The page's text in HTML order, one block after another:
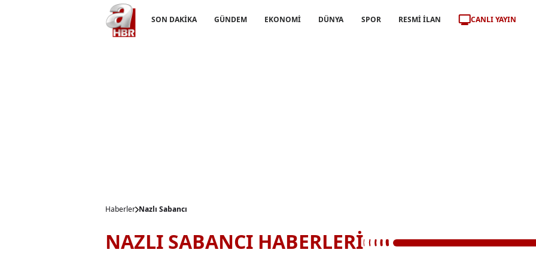
SON DAKİKA GÜNDEM EKONOMİ DÜNYA SPOR RESMİ İLAN CANLI YAYIN
Haberler Nazlı Sabancı
NAZLI SABANCI HABERLERİ